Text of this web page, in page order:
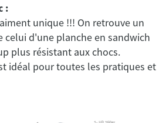
:
unique !!! On retrouve un
celui d'une planche en sandwich
plus résistant aux chocs.
idéal pour toutes les pratiques et